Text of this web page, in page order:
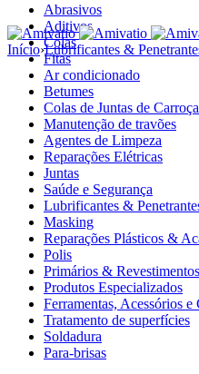
Abrasivos
Aditivos
Colas
Fitas
Ar condicionado
Betumes
Colas de Juntas de
Manutenção de travões
Agentes de Limpeza
Reparações Elétricas
Juntas
Saúde e Segurança
Lubrificantes &
Masking
Reparações Plásticos &
Polis
Primários & Revestimentos
Produtos Especializados
Ferramentas, Acessórios e
Tratamento de superfícies
Soldadura
Para-brisas
Início›Lubrificantes &